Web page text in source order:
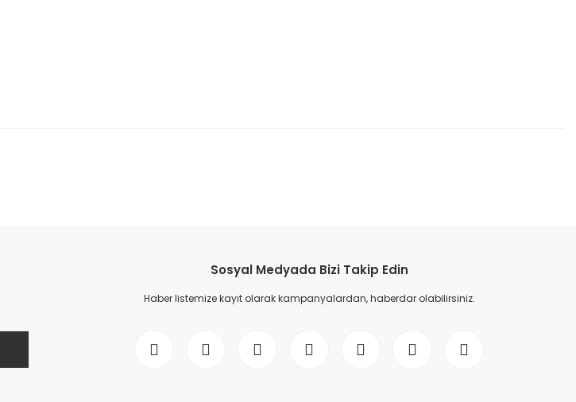
Sosyal Medyada Bizi Takip Edin
Haber listemize kayıt olarak kampanyalardan, haberdar olabilirsiniz.